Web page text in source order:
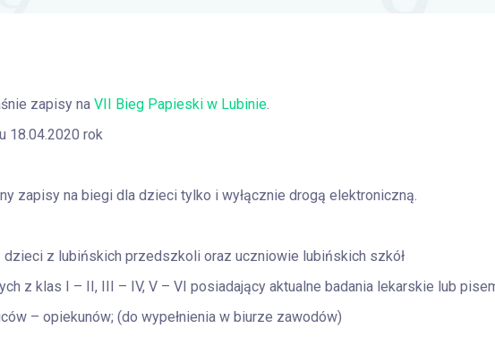
zapisy naVII Bieg Papieski w Lubinie.
18.04.2020 rok
zapisy na biegi dla dzieci tylko i wyłącznie drogą elektroniczną.
dzieci z lubińskich przedszkoli oraz uczniowie lubińskich szkół
z klas I – II, III – IV, V – VI posiadający aktualne badania lekarskie lub
– opiekunów; (do wypełnienia w biurze zawodów)